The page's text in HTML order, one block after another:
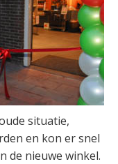
situatie,
en kon er snel
de nieuwe winkel.